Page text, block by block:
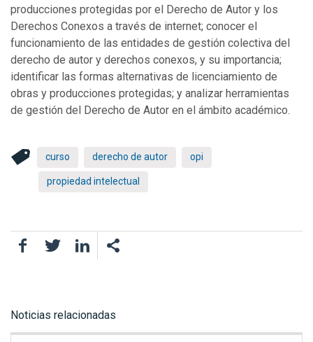
producciones protegidas por el Derecho de Autor y los
Derechos Conexos a través de internet; conocer el
funcionamiento de las entidades de gestión colectiva del
derecho de autor y derechos conexos, y su importancia;
identificar las formas alternativas de licenciamiento de
obras y producciones protegidas; y analizar herramientas
de gestión del Derecho de Autor en el ámbito académico.
curso derecho de autor opi
propiedad intelectual
FacebookTwitter LinkedIn
Noticias relacionadas